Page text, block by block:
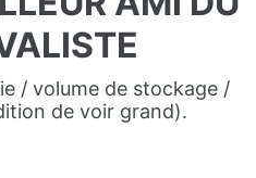
/ volume de stockage /
de voir grand).